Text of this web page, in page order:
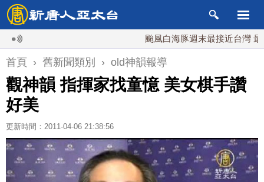
颱風白海豚週末最接近台灣 最快9
首頁 › 舊新聞類別 › old神韻報導
觀神韻 指揮家找童憶 美女棋手讚
好美
更新時間：2011-04-06 21:38:56